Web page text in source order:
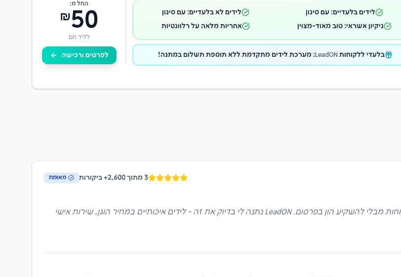
לידים בלעדיים: עם סינון
לידים לא בלעדיים: עם סינון
ניקיון אשראי: טוב מאוד-מצוין
אחריות מלאה על רלוונטיות
בלעדי ללקוחות LeadON: מערכת לידים מתקדמת ללא תוספת תשלום במתנה!
החל מ:
₪50
לליד חם
לפרטים ורכישה
3 מתוך 2,600+ ביקורות מאומת
כסוכנת עצמאית, חיפשתי פתרון שיעזור לי להגדיל את בסיס הלקוחות מבלי להשקיע הון בפרסום. LeadON נתנה לי בדיוק את זה - לידים איכותיים במחיר הוגן, שירות אישי